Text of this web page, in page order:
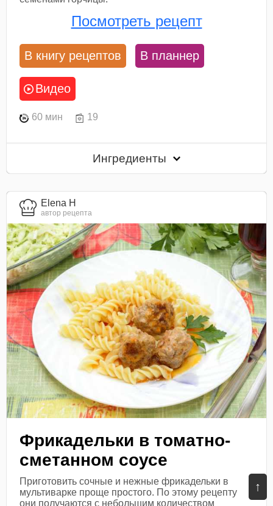
↑
Посмотреть рецепт
В книгу рецептов В планнер
Видео
60 мин 19
Ингредиенты
Elena H
автор рецепта
Фрикадельки в томатно-
сметанном соусе
Приготовить сочные и нежные фрикадельки в
мультиварке проще простого. По этому рецепту
они получаются с небольшим количеством